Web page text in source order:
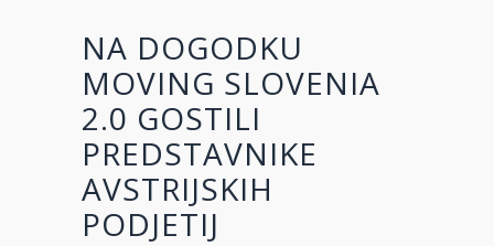
NA DOGODKU
MOVING SLOVENIA
2.0 GOSTILI
PREDSTAVNIKE
AVSTRIJSKIH
PODJETIJ